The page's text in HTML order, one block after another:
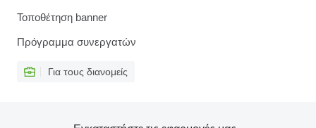
Τοποθέτηση banner
Πρόγραμμα συνεργατών
Για τους διανομείς